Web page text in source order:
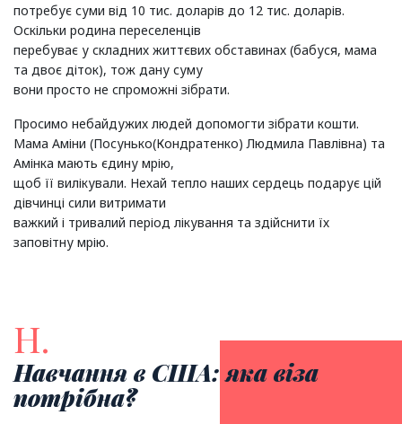
потребує суми від 10 тис. доларів до 12 тис. доларів.
Оскільки родина переселенців
перебуває у складних життєвих обставинах (бабуся, мама
та двоє діток), тож дану суму
вони просто не спроможні зібрати.
Просимо небайдужих людей допомогти зібрати кошти.
Мама Аміни (Посунько(Кондратенко) Людмила Павлівна) та
Амінка мають єдину мрію,
щоб її вилікували. Нехай тепло наших сердець подарує цій
дівчинці сили витримати
важкий і тривалий період лікування та здійснити їх
заповітну мрію.
Н.
Навчання в США: яка віза
потрібна?